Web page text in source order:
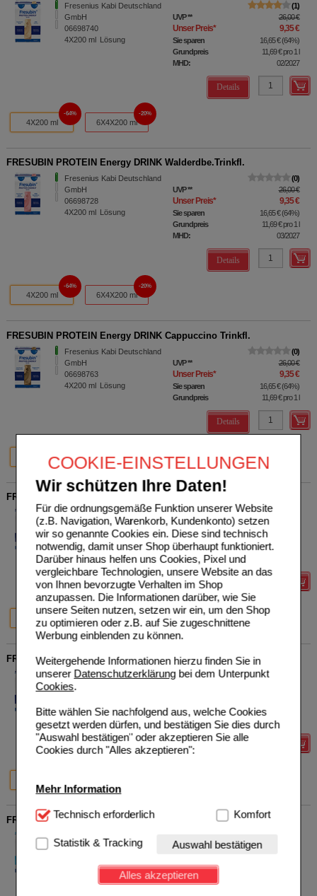
COOKIE-EINSTELLUNGEN
Wir schützen Ihre Daten!
Für die ordnungsgemäße Funktion unserer Website
(z.B. Navigation, Warenkorb, Kundenkonto) setzen
wir so genannte Cookies ein. Diese sind technisch
notwendig, damit unser Shop überhaupt funktioniert.
Darüber hinaus helfen uns Cookies, Pixel und
vergleichbare Technologien, unsere Website an das
von Ihnen bevorzugte Verhalten im Shop
anzupassen. Die Informationen darüber, wie Sie
unsere Seiten nutzen, setzen wir ein, um den Shop
zu optimieren oder z.B. auf Sie zugeschnittene
Werbung einblenden zu können.
Weitergehende Informationen hierzu finden Sie in
unserer Datenschutzerklärungbei dem Unterpunkt
Cookies.
Bitte wählen Sie nachfolgend aus, welche Cookies
gesetzt werden dürfen, und bestätigen Sie dies durch
"Auswahl bestätigen" oder akzeptieren Sie alle
Cookies durch "Alles akzeptieren":
Mehr Information
Technisch Notwendig:Hierbei handelt es sich um
Website notwendig sind (z.B. Navigation, Warenkorb,
Kundenkonto), weshalb auf diese nicht verzichtet
werden kann.
Technisch erforderlich Komfort
Statistik & Tracking Auswahl bestätigen
Alles akzeptieren
Fresenius Kabi Deutschland
GmbH
06698740
4X200 ml Lösung
1
UVP** 26,00 €
Unser Preis* 9,35 €
Sie sparen 16,65 €(64%)
Grundpreis
11,69 €pro 1 l
MHD:
02/2027
Details
4X200 ml
64%
6X4X200 ml
20%
FRESUBIN PROTEIN Energy DRINK Walderdbe.Trinkfl.
Fresenius Kabi Deutschland
GmbH
06698728
4X200 ml Lösung
0
UVP** 26,00 €
Unser Preis* 9,35 €
Sie sparen 16,65 €(64%)
Grundpreis
11,69 €pro 1 l
MHD:
03/2027
Details
4X200 ml
64%
6X4X200 ml
20%
FRESUBIN PROTEIN Energy DRINK Cappuccino Trinkfl.
Fresenius Kabi Deutschland
GmbH
06698763
4X200 ml Lösung
0
UVP** 26,00 €
Unser Preis* 9,35 €
Sie sparen 16,65 €(64%)
Grundpreis
11,69 €pro 1 l
Details
4X200 ml 6X4X200 ml
FRESUBIN PROTEIN Energy DRINK Schokolade Trinkfl.
Fresenius Kabi Deutschland
GmbH
06698705
4X200ml Lösung
UVP**
Unser Preis*
Sie sparen 16,65 €
Grundpreis
Details
64%
6X4X200 ml
20%
FRESUBIN PROTEIN Energy DRINK Multifrucht Trinkfl.
Fresenius Kabi Deutschland
GmbH
4X200ml Lösung Sie sparen 16,65 €
Grundpreis
11,69 €
FRESUBIN ENERGY Fibre DRINK Karamell Trinkflasche
GmbH
Lösung
UVP**
Sie sparen
Grundpreis